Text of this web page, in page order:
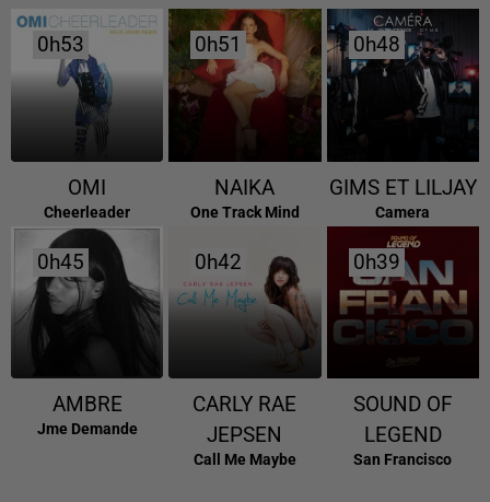
0h53
0h53
OMI
Cheerleader
0h51
0h51
NAIKA
One Track Mind
0h48
0h48
GIMS ET LILJAY
Camera
0h45
0h45
AMBRE
Jme Demande
0h42
0h42
CARLY RAE
JEPSEN
Call Me Maybe
0h39
0h39
SOUND OF
LEGEND
San Francisco